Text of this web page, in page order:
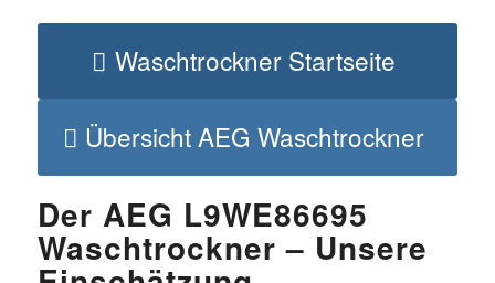
Waschtrockner Startseite
Übersicht AEG Waschtrockner
Der AEG L9WE86695
Waschtrockner – Unsere